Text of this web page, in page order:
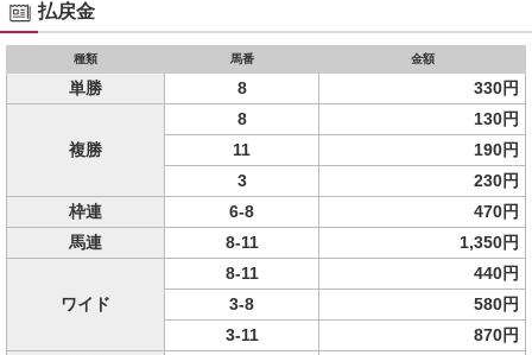
払戻金
種類 馬番 金額
単勝 8 330円
複勝
8
130円
11
190円
3
230円
枠連
6-8
470円
馬連
8-11 1,350円
ワイド
8-11
440円
3-8
580円
3-11
870円